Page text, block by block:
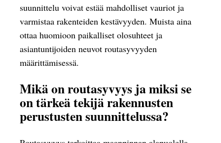
suunnittelu voivat estää mahdolliset vauriot ja
varmistaa rakenteiden kestävyyden. Muista aina
ottaa huomioon paikalliset olosuhteet ja
asiantuntijoiden neuvot routasyvyyden
määrittämisessä.
Mikä on routasyvyys ja miksi se
on tärkeä tekijä rakennusten
perustusten suunnittelussa?